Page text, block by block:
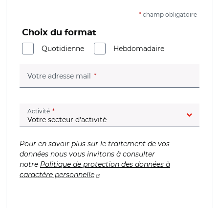
* champ obligatoire
Choix du format
Quotidienne
Hebdomadaire
Votre adresse mail (champ obligatoire)
Activité (champ obligatoire)
Pour en savoir plus sur le traitement de vos
données nous vous invitons à consulter
notre Politique de protection des données à
caractère personnelle